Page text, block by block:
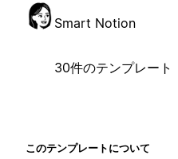
Smart Notion
30件のテンプレート
このテンプレートについて